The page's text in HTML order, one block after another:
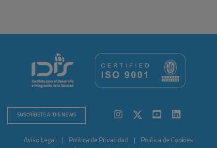
SUSCRÍBETE A IDIS NEWS
Aviso Legal Política de Privacidad Política de Cookies